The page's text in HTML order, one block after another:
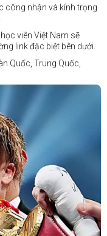
tận hưởng một ngày
CAO NHẤT!
công nhận và kính trọng
viên Việt Nam sẽ
link đặc biệt bên dưới.
Quốc, Trung Quốc,